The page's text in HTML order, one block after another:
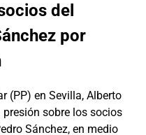
del
por
(PP) en Sevilla, Alberto
sobre los socios
Sánchez, en medio